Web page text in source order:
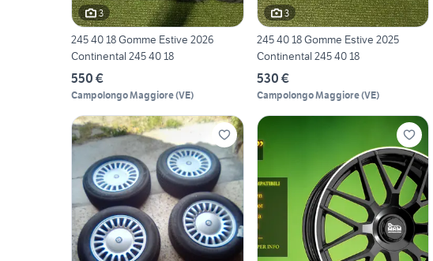
3
245 40 18 Gomme Estive 2026
Continental 245 40 18
550 €
Campolongo Maggiore(VE)
3
245 40 18 Gomme Estive 2025
Continental 245 40 18
530 €
Campolongo Maggiore(VE)